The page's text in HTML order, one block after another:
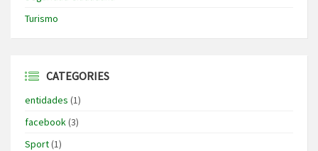
Turismo
CATEGORIES
entidades (1)
facebook(3)
Sport(1)